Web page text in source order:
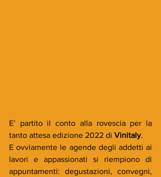
E’ partito il conto alla rovescia per la
tanto attesa edizione 2022 di Vinitaly.
E ovviamente le agende degli addetti ai
lavori e appassionati si riempiono di
appuntamenti: degustazioni, convegni,